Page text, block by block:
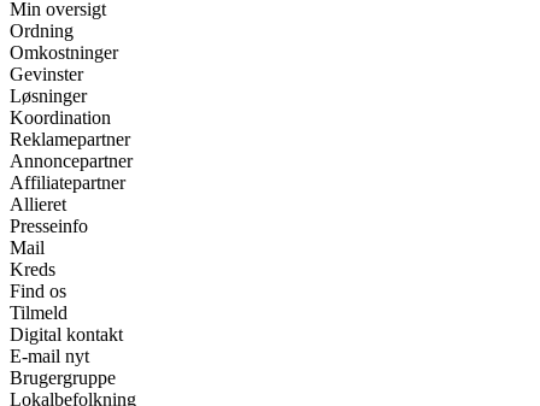
Min oversigt
Ordning
Omkostninger
Gevinster
Løsninger
Koordination
Reklamepartner
Annoncepartner
Affiliatepartner
Allieret
Presseinfo
Mail
Kreds
Find os
Tilmeld
Digital kontakt
E-mail nyt
Brugergruppe
Lokalbefolkning